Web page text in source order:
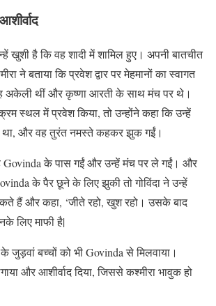
खुशी है कि वह शादी में शामिल हुए। अपनी बातचीत
ने बताया कि प्रवेश द्वार पर मेहमानों का स्वागत
अकेली थीं और कृष्णा आरती के साथ मंच पर थे।
स्थल में प्रवेश किया, तो उन्होंने कहा कि उन्हें
था, और वह तुरंत नमस्ते कहकर झुक गईं।
Govinda के पास गईं और उन्हें मंच पर ले गईं। और
के पैर छूने के लिए झुकी तो गोविंदा ने उन्हें
हैं और कहा, ‘जीते रहो, खुश रहो। उसके बाद
लिए माफी है|
जुड़वां बच्चों को भी Govinda से मिलवाया।
और आशीर्वाद दिया, जिससे कश्मीरा भावुक हो